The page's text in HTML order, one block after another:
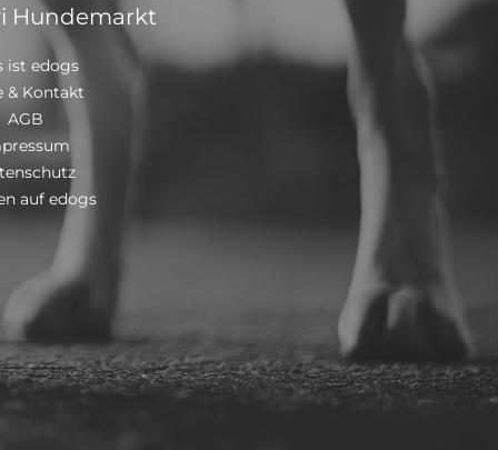
Hundemarkt
ist edogs
& Kontakt
AGB
auf edogs